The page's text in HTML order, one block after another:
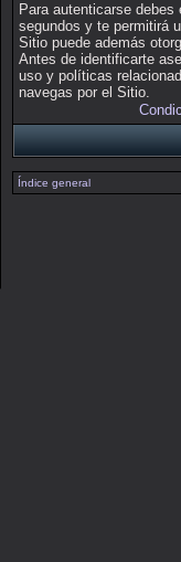
Para autenticarse
segundos y te permitirá
Sitio puede además
Antes de identificarte
uso y políticas
navegas por el Sitio.
Índice general